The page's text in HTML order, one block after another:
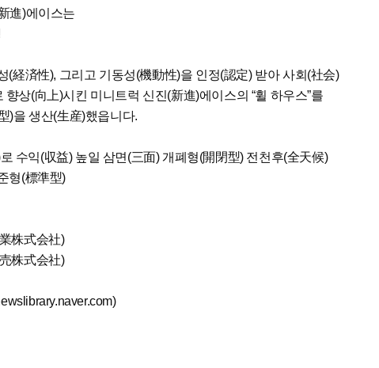
進)에이스는
(経済性), 그리고 기동성(機動性)을 인정(認定) 받아 사회(社会)
상(向上)시킨 미니트럭 신진(新進)에이스의 “휠 하우스”를
)을 생산(生産)했읍니다.
수익(収益) 높일 삼면(三面) 개폐형(開閉型) 전천후(全天候)
형(標準型)
株式会社)
株式会社)